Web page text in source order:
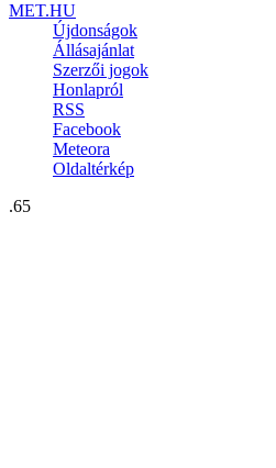
MET.HU
Újdonságok
Állásajánlat
Szerzői jogok
Honlapról
RSS
Facebook
Meteora
Oldaltérkép
.65